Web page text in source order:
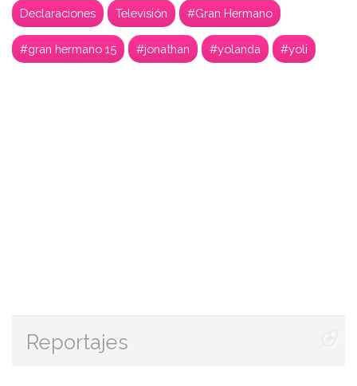
Declaraciones Televisión #Gran Hermano
#gran hermano 15 #jonathan #yolanda #yoli
Reportajes